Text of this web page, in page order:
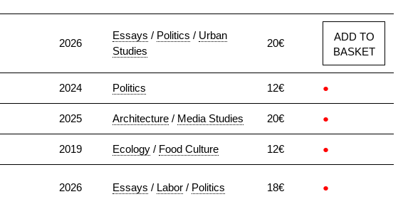
2026
Essays / Politics / Urban
Studies
20€
ADD TO
BASKET
2024 Politics 12€ ●
2025 Architecture / Media Studies 20€ ●
2019 Ecology / Food Culture 12€ ●
2026 Essays / Labor / Politics 18€ ●